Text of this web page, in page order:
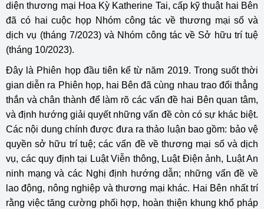
diện thương mại Hoa Kỳ Katherine Tai, cấp kỹ thuật hai Bên
đã có hai cuộc họp Nhóm công tác về thương mại số và
dịch vụ (tháng 7/2023) và Nhóm công tác về Sở hữu trí tuệ
(tháng 10/2023).
Đây là Phiên họp đầu tiên kể từ năm 2019. Trong suốt thời
gian diễn ra Phiên họp, hai Bên đã cùng nhau trao đổi thẳng
thắn và chân thành để làm rõ các vấn đề hai Bên quan tâm,
và định hướng giải quyết những vấn đề còn có sự khác biệt.
Các nội dung chính được đưa ra thảo luận bao gồm: bảo vệ
quyền sở hữu trí tuệ; các vấn đề về thương mại số và dịch
vụ, các quy định tại Luật Viễn thông, Luật Điện ảnh, Luật An
ninh mạng và các Nghị định hướng dẫn; những vấn đề về
lao động, nông nghiệp và thương mại khác. Hai Bên nhất trí
rằng việc tăng cường phối hợp, hoàn thiện khung khổ pháp